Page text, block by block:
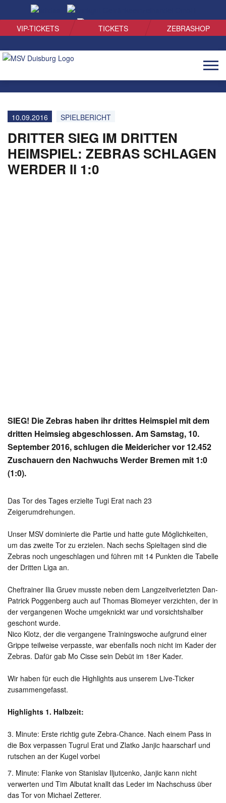
VIP-TICKETS TICKETS ZEBRASHOP
10.09.2016 SPIELBERICHT
DRITTER SIEG IM DRITTEN
HEIMSPIEL: ZEBRAS SCHLAGEN
WERDER II 1:0
SIEG! Die Zebras haben ihr drittes Heimspiel mit dem
dritten Heimsieg abgeschlossen. Am Samstag, 10.
September 2016, schlugen die Meidericher vor 12.452
Zuschauern den Nachwuchs Werder Bremen mit 1:0
(1:0).
Das Tor des Tages erzielte Tugi Erat nach 23
Zeigerumdrehungen.
Unser MSV dominierte die Partie und hatte gute Möglichkeiten,
um das zweite Tor zu erzielen. Nach sechs Spieltagen sind die
Zebras noch ungeschlagen und führen mit 14 Punkten die Tabelle
der Dritten Liga an.
Cheftrainer Ilia Gruev musste neben dem Langzeitverletzten Dan-
Patrick Poggenberg auch auf Thomas Blomeyer verzichten, der in
der vergangenen Woche umgeknickt war und vorsichtshalber
geschont wurde.
Nico Klotz, der die vergangene Trainingswoche aufgrund einer
Grippe teilweise verpasste, war ebenfalls noch nicht im Kader der
Zebras. Dafür gab Mo Cisse sein Debüt im 18er Kader.
Wir haben für euch die Highlights aus unserem Live-Ticker
zusammengefasst.
Highlights 1. Halbzeit:
3. Minute: Erste richtig gute Zebra-Chance. Nach einem Pass in
die Box verpassen Tugrul Erat und Zlatko Janjic haarscharf und
rutschen an der Kugel vorbei
7. Minute: Flanke von Stanislav Iljutcenko, Janjic kann nicht
verwerten und Tim Albutat knallt das Leder im Nachschuss über
das Tor von Michael Zetterer.